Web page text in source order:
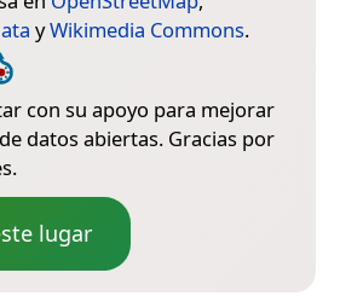
yWikimedia Commons.
con su apoyo para mejorar
datos abiertas. Gracias por
lugar